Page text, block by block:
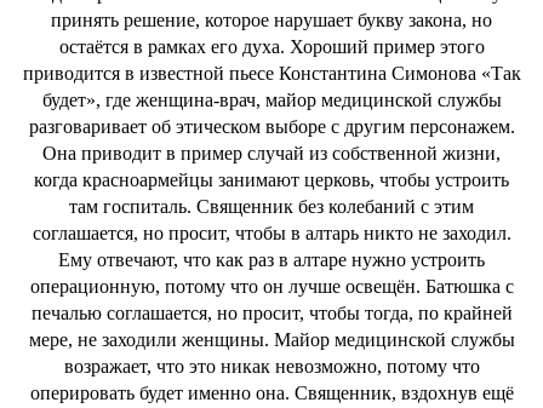
принять решение, которое нарушает букву закона, но
остаётся в рамках его духа. Хороший пример этого
приводится в известной пьесе Константина Симонова «Так
будет», где женщина-врач, майор медицинской службы
разговаривает об этическом выборе с другим персонажем.
Она приводит в пример случай из собственной жизни,
когда красноармейцы занимают церковь, чтобы устроить
там госпиталь. Священник без колебаний с этим
соглашается, но просит, чтобы в алтарь никто не заходил.
Ему отвечают, что как раз в алтаре нужно устроить
операционную, потому что он лучше освещён. Батюшка с
печалью соглашается, но просит, чтобы тогда, по крайней
мере, не заходили женщины. Майор медицинской службы
возражает, что это никак невозможно, потому что
оперировать будет именно она. Священник, вздохнув ещё